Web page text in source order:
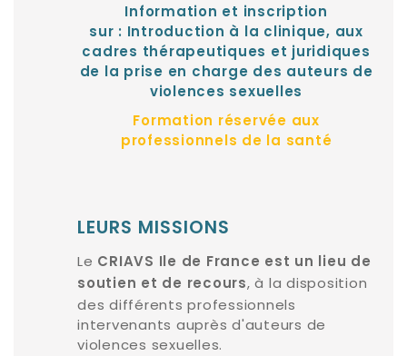
Information et inscription
sur : Introduction à la clinique, aux
cadres thérapeutiques et juridiques
de la prise en charge des auteurs de
violences sexuelles
Formation réservée aux
professionnels de la santé
LEURS MISSIONS
Le CRIAVS Ile de France est un lieu de
soutien et de recours, à la disposition
des différents professionnels
intervenants auprès d'auteurs de
violences sexuelles.